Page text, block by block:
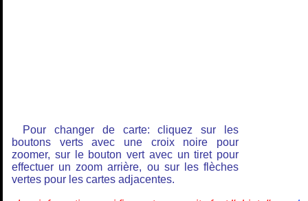
Pour changer de carte: cliquez sur les
boutons verts avec une croix noire pour
zoomer, sur le bouton vert avec un tiret pour
effectuer un zoom arrière, ou sur les flèches
vertes pour les cartes adjacentes.